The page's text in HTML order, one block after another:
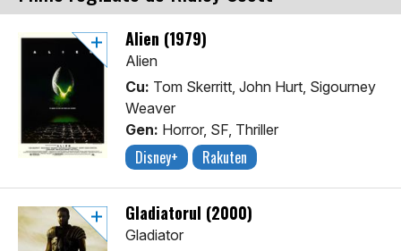
Alien (1979)
Alien
Cu: Tom Skerritt, John Hurt, Sigourney
Weaver
Gen: Horror, SF, Thriller
Disney+ Rakuten
Gladiatorul (2000)
Gladiator